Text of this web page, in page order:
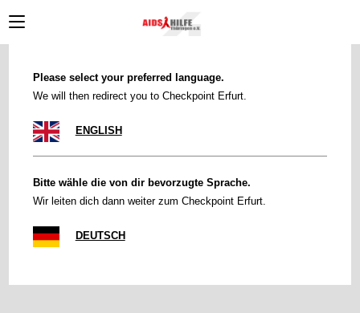
Inhalt
Please select your preferred language.
We will then redirect you to Checkpoint Erfurt.
ENGLISH
Bitte wähle die von dir bevorzugte Sprache.
Wir leiten dich dann weiter zum Checkpoint Erfurt.
DEUTSCH